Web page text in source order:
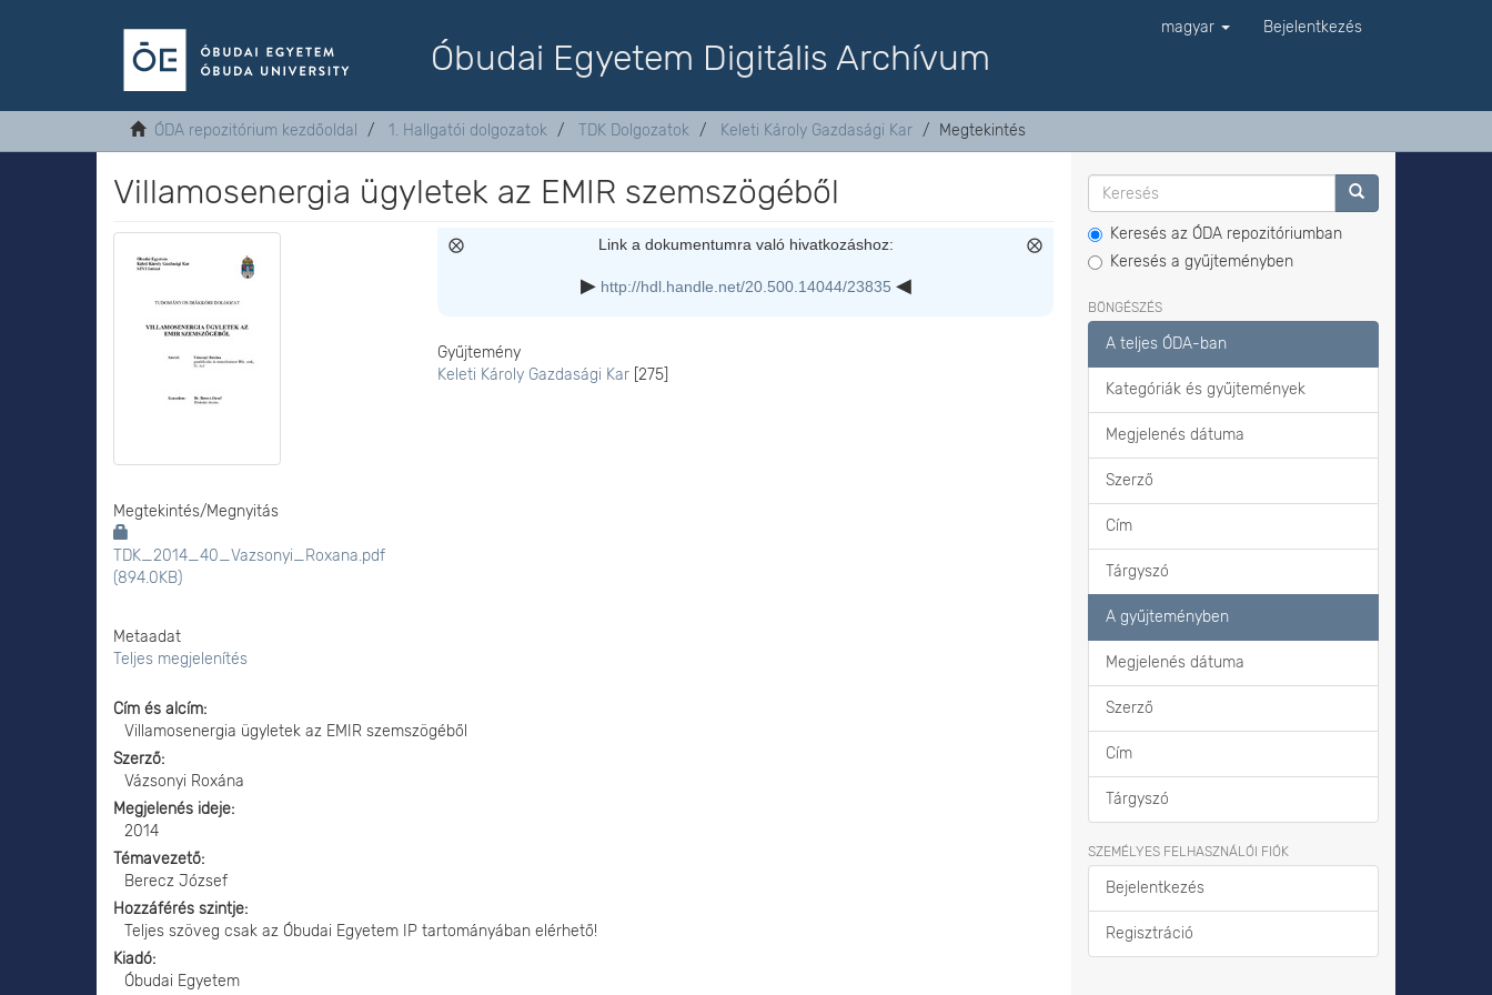
Óbudai Egyetem Digitális Archívum
magyar Bejelentkezés
ÓDA repozitórium kezdőoldal 1. Hallgatói dolgozatok TDK Dolgozatok Keleti Károly Gazdasági Kar Megtekintés
Villamosenergia ügyletek az EMIR szemszögéből
Megtekintés/Megnyitás
TDK_2014_40_Vazsonyi_Roxana.pdf
(894.0KB)
Metaadat
Teljes megjelenítés
Link a dokumentumra való hivatkozáshoz:
http://hdl.handle.net/20.500.14044/23835
Gyűjtemény
Keleti Károly Gazdasági Kar [275]
Cím és alcím
Villamosenergia ügyletek az EMIR szemszögéből
Szerző
Vázsonyi Roxána
Megjelenés ideje
2014
Témavezető
Berecz József
Hozzáférés szintje
Teljes szöveg csak az Óbudai Egyetem IP tartományában elérhető!
Kiadó
Óbudai Egyetem
Keresés az ÓDA repozitóriumban
Keresés a gyűjteményben
BÖNGÉSZÉS
A teljes ÓDA-ban
Kategóriák és gyűjtemények
Megjelenés dátuma
Szerző
Cím
Tárgyszó
A gyűjteményben
Megjelenés dátuma
Szerző
Cím
Tárgyszó
SZEMÉLYES FELHASZNÁLÓI FIÓK
Bejelentkezés
Regisztráció